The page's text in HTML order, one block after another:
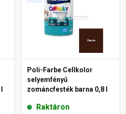
Poli-Farbe Cellkolor
selyemfényű
zománcfesték barna 0,8 l
Raktáron